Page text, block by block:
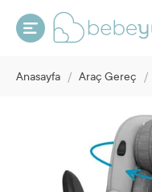
Anasayfa / Araç Gereç /